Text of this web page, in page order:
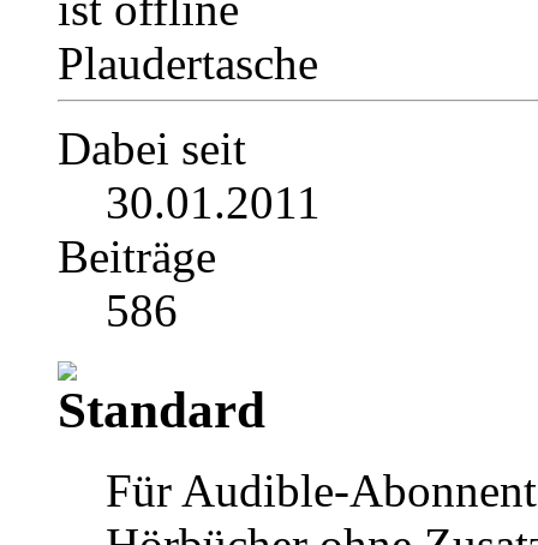
Plaudertasche
Dabei seit
30.01.2011
Beiträge
586
Für Audible-